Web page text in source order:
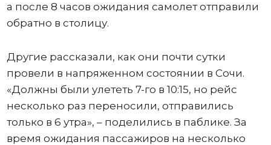
а после 8 часов ожидания самолет отправили
обратно в столицу.
Другие рассказали, как они почти сутки
провели в напряженном состоянии в Сочи.
«Должны были улететь 7-го в 10:15, но рейс
несколько раз переносили, отправились
только в 6 утра», – поделились в паблике. За
время ожидания пассажиров на несколько